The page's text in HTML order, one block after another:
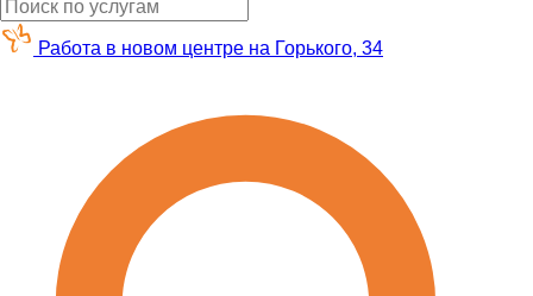
Работа в новом центре на Горького, 34